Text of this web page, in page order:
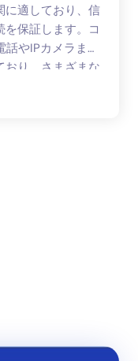
に適しており、信
保証します。コ
話やIPカメラま
おり、さまざまな
汎用性の高い選